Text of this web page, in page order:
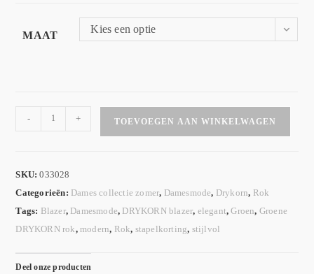
MAAT
Kies een optie
- + TOEVOEGEN AAN WINKELWAGEN
SKU:033028
Categorieën: Dames collectie zomer, Damesmode, Drykorn, Rok
Tags: Blazer, Damesmode, DRYKORN blazer, elegant,Groen, Groene
DRYKORN rok, modern, Rok, stapelkorting, stijlvol
Deel onze producten